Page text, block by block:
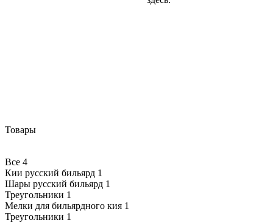
Товары
Все 4
Кии русский бильярд 1
Шары русский бильярд 1
Треугольники 1
Мелки для бильярдного кия 1
Треугольники 1